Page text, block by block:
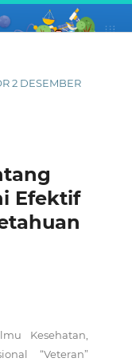
2 DESEMBER
Efektif
Kesehatan,
“Veteran”